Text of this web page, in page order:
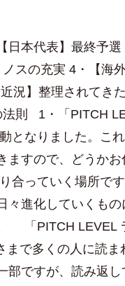
日本代表】最終予選
スの充実 4・【海
況】整理されてき
則 1・「PITCH
なりました。これ
ますので、どうかお
合っていく場所で
々進化していくも
「PITCH LEVEL
で多くの人に読ま
部ですが、読み返し